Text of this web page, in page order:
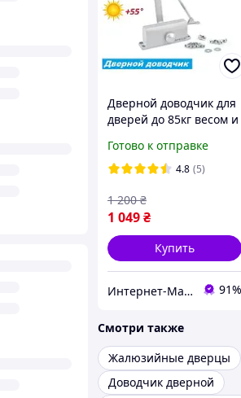
Дверной доводчик для
дверей до 85кг весом и
хорошего качества,
гарантия 1 Год
Готово к отправке
4.8 (5)
1 049₴
1 200 ₴
Купить
Интернет-Магазин Безопасности 91%
Смотри также
Жалюзийные дверцы
Доводчик дверной